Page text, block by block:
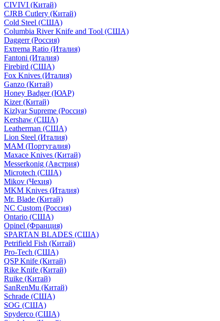
CIVIVI (Китай)
CJRB Cutlery (Китай)
Cold Steel (США)
Columbia River Knife and Tool (США)
Daggerr (Россия)
Extrema Ratio (Италия)
Fantoni (Италия)
Firebird (США)
Fox Knives (Италия)
Ganzo (Китай)
Honey Badger (ЮАР)
Kizer (Китай)
Kizlyar Supreme (Россия)
Kershaw (США)
Leatherman (США)
Lion Steel (Италия)
MAM (Португалия)
Maxace Knives (Китай)
Messerkonig (Австрия)
Microtech (США)
Mikov (Чехия)
MKM Knives (Италия)
Mr. Blade (Китай)
NC Custom (Россия)
Ontario (США)
Opinel (Франция)
SPARTAN BLADES (США)
Petrifield Fish (Китай)
Pro-Tech (США)
QSP Knife (Китай)
Rike Knife (Китай)
Ruike (Китай)
SanRenMu (Китай)
Schrade (США)
SOG (США)
Spyderco (США)